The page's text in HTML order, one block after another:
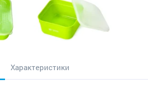
Характеристики